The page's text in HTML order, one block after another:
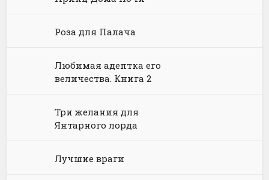
Юмористическая фантастика
Фэнтези про драконов
Юмористическое фэнтези
Роза для Палача
Любимая адептка его
величества. Книга 2
Три желания для
Янтарного лорда
Лучшие враги